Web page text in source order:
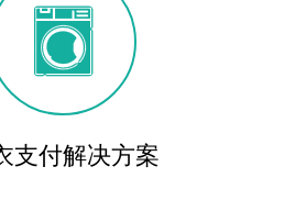

支付解决方案